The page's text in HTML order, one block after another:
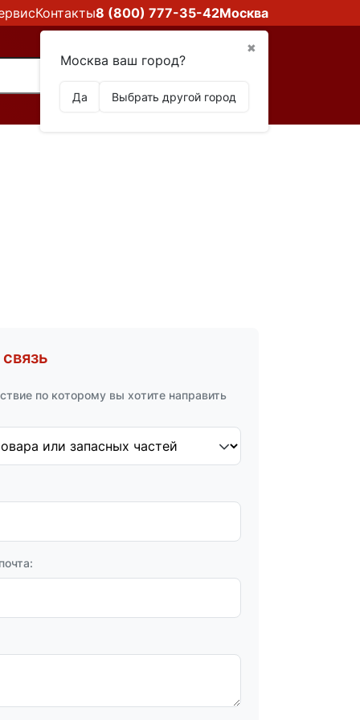
Контакты8 (800) 777-35-42Москва
✖
Москва ваш город?
Да Выбрать другой город
по которому вы хотите направить